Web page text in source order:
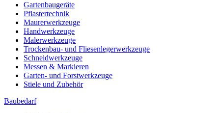
Gartenbaugeräte
Pflastertechnik
Maurerwerkzeuge
Handwerkzeuge
Malerwerkzeuge
Trockenbau- und Fliesenlegerwerkzeuge
Schneidwerkzeuge
Messen & Markieren
Garten- und Forstwerkzeuge
Stiele und Zubehör
Baubedarf